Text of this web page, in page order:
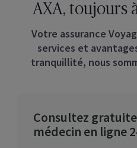
AXA, toujours
Votre assurance
services et
tranquillité, nous
Consultez
médecin en ligne